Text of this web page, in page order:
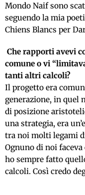
Mondo Naif sono
seguendo la mia
Chiens Blancs per
Che rapporti avevi
comune o vi
tanti altri calcoli?
Il progetto era
generazione, in quel
di posizione
una strategia, era
tra noi molti legami
Ognuno di noi
ho sempre fatto
calcoli. Così credo